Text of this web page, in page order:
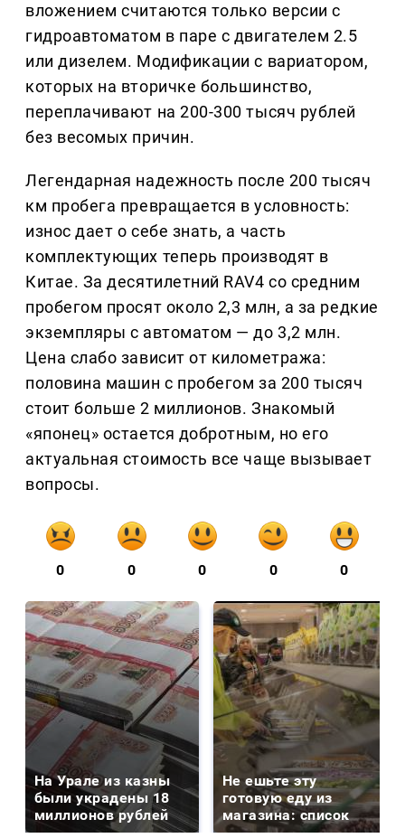
вложением считаются только версии с
гидроавтоматом в паре с двигателем 2.5
или дизелем. Модификации с вариатором,
которых на вторичке большинство,
переплачивают на 200-300 тысяч рублей
без весомых причин.
Легендарная надежность после 200 тысяч
км пробега превращается в условность:
износ дает о себе знать, а часть
комплектующих теперь производят в
Китае. За десятилетний RAV4 со средним
пробегом просят около 2,3 млн, а за редкие
экземпляры с автоматом — до 3,2 млн.
Цена слабо зависит от километража:
половина машин с пробегом за 200 тысяч
стоит больше 2 миллионов. Знакомый
«японец» остается добротным, но его
актуальная стоимость все чаще вызывает
вопросы.
0 0 0 0 0
На Урале из казны
были украдены 18
миллионов рублей
Не ешьте эту
готовую еду из
магазина: список